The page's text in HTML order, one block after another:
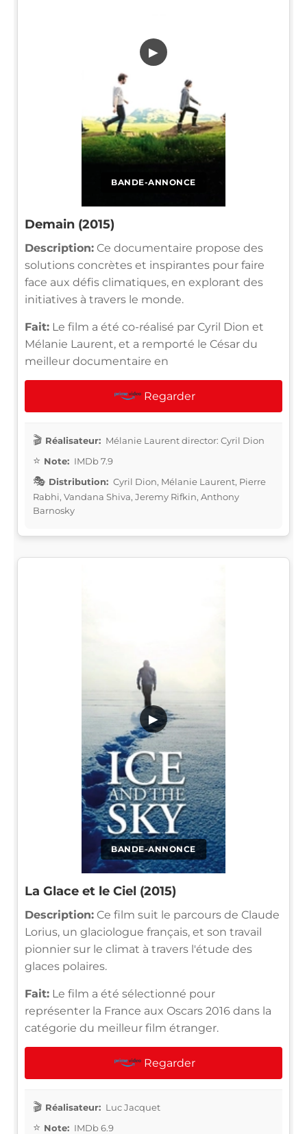
BANDE-ANNONCE
▶
Demain (2015)
Description: Ce documentaire propose des
solutions concrètes et inspirantes pour faire
face aux défis climatiques, en explorant des
initiatives à travers le monde.
Fait: Le film a été co-réalisé par Cyril Dion et
Mélanie Laurent, et a remporté le César du
meilleur documentaire en
Regarder
Réalisateur: Mélanie Laurent director: Cyril Dion
Note: IMDb 7.9
Distribution: Cyril Dion, Mélanie Laurent, Pierre
Rabhi, Vandana Shiva, Jeremy Rifkin, Anthony
Barnosky
BANDE-ANNONCE
▶
La Glace et le Ciel (2015)
Description: Ce film suit le parcours de Claude
Lorius, un glaciologue français, et son travail
pionnier sur le climat à travers l'étude des
glaces polaires.
Fait: Le film a été sélectionné pour
représenter la France aux Oscars 2016 dans la
catégorie du meilleur film étranger.
Regarder
Réalisateur: Luc Jacquet
Note: IMDb 6.9